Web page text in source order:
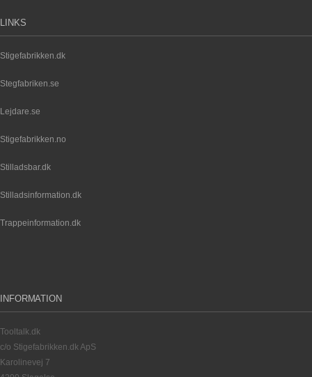
LINKS
Stigefabrikken.dk
Stegfabriken.se
Lejdare.se
Stigefabrikken.no
Stilladsbar.dk
Stilladsinformation.dk
Trappeinformation.dk
INFORMATION
Tooltalk.dk
c/o Stigefabrikken.dk ApS
Karolinevej 7